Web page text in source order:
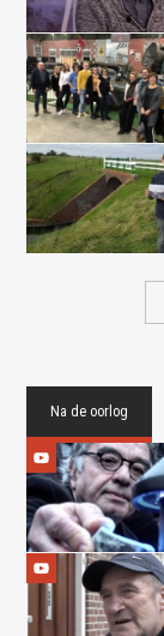
Na de oorlog